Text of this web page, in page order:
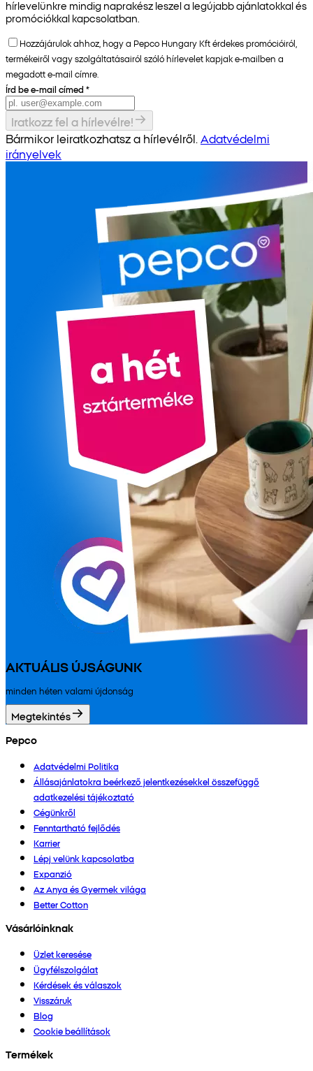
hírlevelünkre mindig naprakész leszel a legújabb ajánlatokkal és
promóciókkal kapcsolatban.
Hozzájárulok ahhoz, hogy a Pepco Hungary Kft érdekes promócióiról,
termékeiről vagy szolgáltatásairól szóló hírlevelet kapjak e-mailben a
megadott e-mail címre.
Írd be e-mail címed *
Iratkozz fel a hírlevélre!
Bármikor leiratkozhatsz a hírlevélről. Adatvédelmi
irányelvek
AKTUÁLIS ÚJSÁGUNK
minden héten valami újdonság
Megtekintés
Pepco
Adatvédelmi Politika
Állásajánlatokra beérkező jelentkezésekkel összefüggő
adatkezelési tájékoztató
Cégünkről
Fenntartható fejlődés
Karrier
Lépj velünk kapcsolatba
Expanzió
Az Anya és Gyermek világa
Better Cotton
Vásárlóinknak
Üzlet keresése
Ügyfélszolgálat
Kérdések és válaszok
Visszáruk
Blog
Cookie beállítások
Termékek